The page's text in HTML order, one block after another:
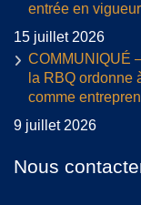
entrée en vigueur
15 juillet 2026
COMMUNIQUÉ
la RBQ ordonne
comme
9 juillet 2026
Nous